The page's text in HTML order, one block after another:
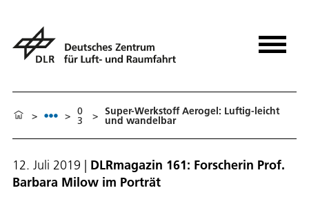
> > 0
3 > Super-Werkstoff Aerogel: Luftig-leicht
und wandelbar
12. Juli 2019 | DLRmagazin 161: Forscherin Prof.
Barbara Milow im Porträt